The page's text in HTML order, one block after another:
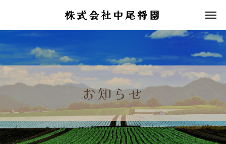
株式会社中尾将園
お知らせ